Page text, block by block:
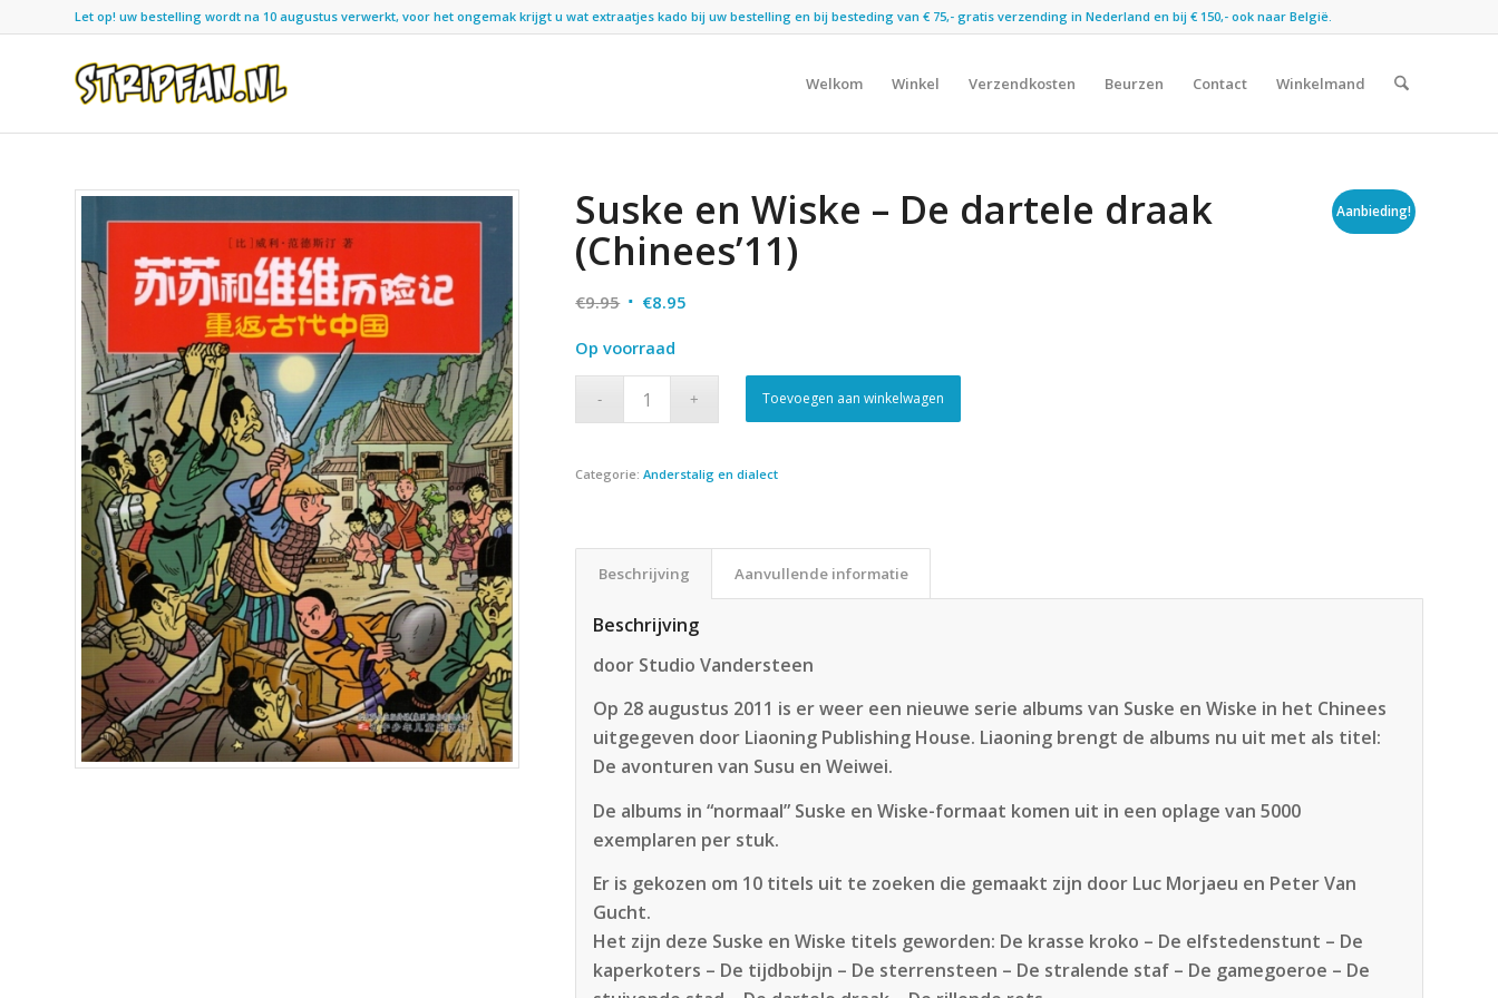
Let op! uw bestelling wordt na 10 augustus verwerkt, voor het ongemak krijgt u wat extraatjes kado bij uw bestelling en bij besteding van € 75,- gratis verzending in Nederland en bij € 150,- ook naar België.
Welkom Winkel Verzendkosten Beurzen Contact Winkelmand
Aanbieding!
Suske en Wiske – De dartele draak
(Chinees’11)
€9.95 Oorspronkelijke
was:
€9.95.
€8.95
€8.95.
Op voorraad
Toevoegen aan winkelwagen
Categorie:Anderstalig en dialect
Beschrijving Aanvullende informatie
Beschrijving
door Studio Vandersteen
Op 28 augustus 2011 is er weer een nieuwe serie albums van Suske en Wiske in het Chinees
uitgegeven door Liaoning Publishing House. Liaoning brengt de albums nu uit met als titel:
De avonturen van Susu en Weiwei.
De albums in “normaal” Suske en Wiske-formaat komen uit in een oplage van 5000
exemplaren per stuk.
Er is gekozen om 10 titels uit te zoeken die gemaakt zijn door Luc Morjaeu en Peter Van
Gucht.
Het zijn deze Suske en Wiske titels geworden: De krasse kroko – De elfstedenstunt – De
kaperkoters – De tijdbobijn – De sterrensteen – De stralende staf – De gamegoeroe – De